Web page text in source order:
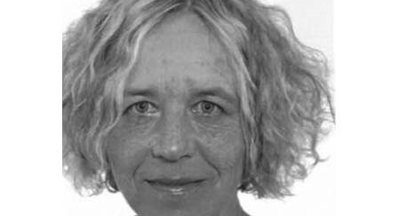
ORTE
EVENTS
REISEFÜHRER
REISEMAGAZINE